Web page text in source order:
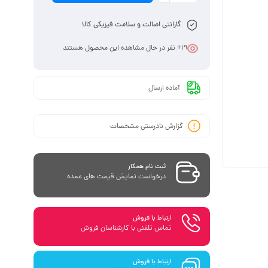
گارانتی اصالت و سلامت فیزیکی کالا
19+ نفر در حال مشاهده این محصول هستند
آماده ارسال
گزارش نادرستی مشخصات
ثبت نام همکار
درخواست نمایش قیمت های عمده
ارتباط با فروش
تماس تلفنی با کارشناسان فروش
ارتباط با فروش